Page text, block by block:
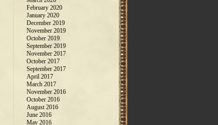
February 2020
January 2020
December 2019
November 2019
October 2019
September 2019
November 2017
October 2017
September 2017
April 2017
March 2017
November 2016
October 2016
August 2016
June 2016
May 2016